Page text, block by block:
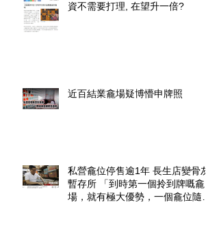
資不需要打理, 在望升一倍?
近百結業龕場疑博懵申牌照
私營龕位停售逾1年 長生店變骨灰
暫存所 「到時第一個拎到牌嘅龕
場，就有極大優勢，一個龕位隨時